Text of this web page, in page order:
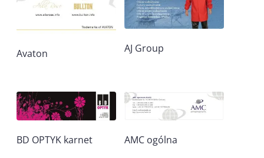
Avaton AJ Group
BD OPTYK karnet AMC ogólna